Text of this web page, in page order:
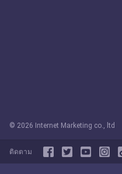
© 2026 Internet Marketing co., ltd
ติดตาม